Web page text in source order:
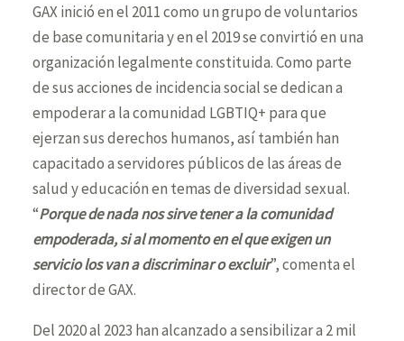
GAX inició en el 2011 como un grupo de voluntarios
de base comunitaria y en el 2019 se convirtió en una
organización legalmente constituida. Como parte
de sus acciones de incidencia social se dedican a
empoderar a la comunidad LGBTIQ+ para que
ejerzan sus derechos humanos, así también han
capacitado a servidores públicos de las áreas de
salud y educación en temas de diversidad sexual.
“Porque de nada nos sirve tener a la comunidad
empoderada, si al momento en el que exigen un
servicio los van a discriminar o excluir”, comenta el
director de GAX.
Del 2020 al 2023 han alcanzado a sensibilizar a 2 mil